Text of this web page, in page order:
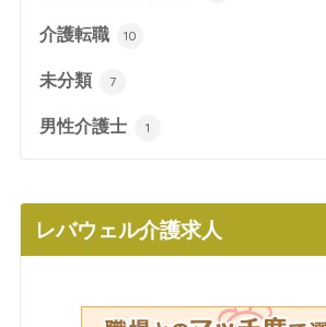
介護転職 10
未分類 7
男性介護士 1
レバウェル介護求人